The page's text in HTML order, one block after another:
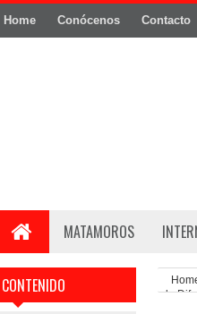
Home Conócenos Contacto
MATAMOROS
CONTENIDO
de